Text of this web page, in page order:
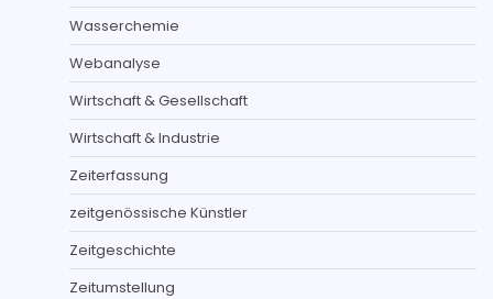
Wasserchemie
Webanalyse
Wirtschaft & Gesellschaft
Wirtschaft & Industrie
Zeiterfassung
zeitgenössische Künstler
Zeitgeschichte
Zeitumstellung